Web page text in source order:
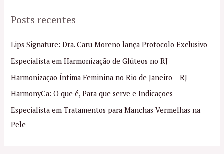
u
s
a
r
p
o
r
Posts recentes
Lips Signature: Dra. Caru Moreno lança Protocolo Exclusivo
Especialista em Harmonização de Glúteos no RJ
Harmonização Íntima Feminina no Rio de Janeiro – RJ
HarmonyCa: O que é, Para que serve e Indicações
Especialista em Tratamentos para Manchas Vermelhas na
Pele